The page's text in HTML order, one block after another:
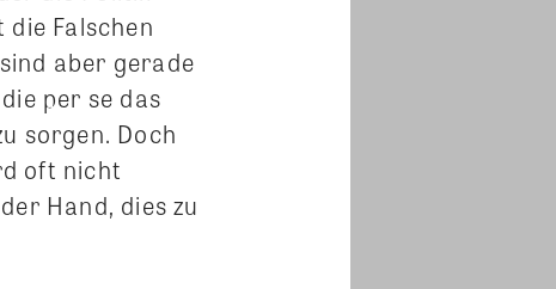
Falschen
aber gerade
per se das
sorgen. Doch
oft nicht
Hand, dies zu